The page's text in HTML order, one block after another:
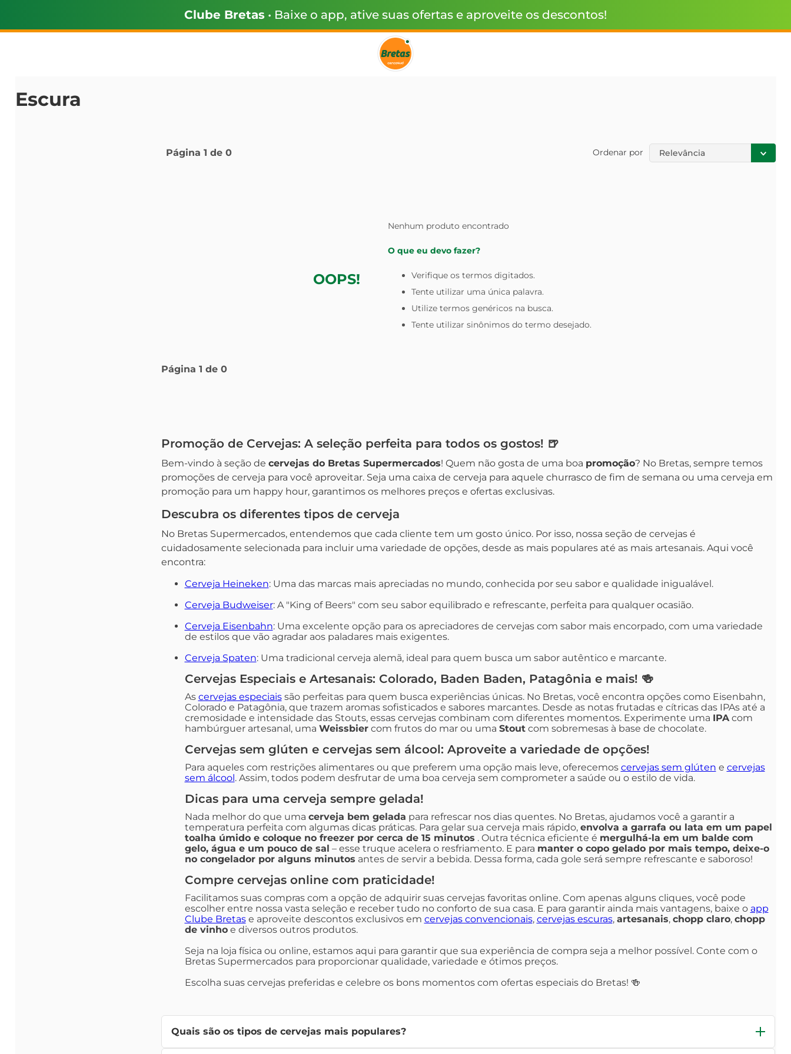
Clube Bretas • Baixe o app, ative suas ofertas e aproveite os descontos!
Escura
Página 1 de 0 Ordenar por Relevância
OOPS!
Nenhum produto encontrado
O que eu devo fazer?
Verifique os termos digitados.
Tente utilizar uma única palavra.
Utilize termos genéricos na busca.
Tente utilizar sinônimos do termo desejado.
Página 1 de 0
Promoção de Cervejas: A seleção perfeita para todos os gostos! 🍺
Bem-vindo à seção de cervejas do Bretas Supermercados! Quem não gosta de uma boa promoção? No Bretas, sempre temos
promoções de cerveja para você aproveitar. Seja uma caixa de cerveja para aquele churrasco de fim de semana ou uma cerveja em
promoção para um happy hour, garantimos os melhores preços e ofertas exclusivas.
Descubra os diferentes tipos de cerveja
No Bretas Supermercados, entendemos que cada cliente tem um gosto único. Por isso, nossa seção de cervejas é
cuidadosamente selecionada para incluir uma variedade de opções, desde as mais populares até as mais artesanais. Aqui você
encontra:
Cerveja Heineken: Uma das marcas mais apreciadas no mundo, conhecida por seu sabor e qualidade inigualável.
Cerveja Budweiser: A "King of Beers" com seu sabor equilibrado e refrescante, perfeita para qualquer ocasião.
Cerveja Eisenbahn: Uma excelente opção para os apreciadores de cervejas com sabor mais encorpado, com uma variedade
de estilos que vão agradar aos paladares mais exigentes.
Cerveja Spaten: Uma tradicional cerveja alemã, ideal para quem busca um sabor autêntico e marcante.
Cervejas Especiais e Artesanais: Colorado, Baden Baden, Patagônia e mais! 🍻
As cervejas especiaissão perfeitas para quem busca experiências únicas. No Bretas, você encontra opções como Eisenbahn,
Colorado e Patagônia, que trazem aromas sofisticados e sabores marcantes. Desde as notas frutadas e cítricas das IPAs até a
cremosidade e intensidade das Stouts, essas cervejas combinam com diferentes momentos. Experimente uma IPAcom
hambúrguer artesanal, uma Weissbiercom frutos do mar ou uma Stoutcom sobremesas à base de chocolate.
Cervejas sem glúten e cervejas sem álcool: Aproveite a variedade de opções!
Para aqueles com restrições alimentares ou que preferem uma opção mais leve, oferecemos cervejas sem glúten e cervejas
sem álcool. Assim, todos podem desfrutar de uma boa cerveja sem comprometer a saúde ou o estilo de vida.
Dicas para uma cerveja sempre gelada!
Nada melhor do que uma cerveja bem gelada para refrescar nos dias quentes. No Bretas, ajudamos você a garantir a
temperatura perfeita com algumas dicas práticas. Para gelar sua cerveja mais rápido, envolva a garrafa ou lata em um papel
toalha úmido e coloque no freezer por cerca de 15 minutos . Outra técnica eficiente é mergulhá-la em um balde com
gelo, água e um pouco de sal – esse truque acelera o resfriamento. E para manter o copo gelado por mais tempo, deixe-o
no congelador por alguns minutos antes de servir a bebida. Dessa forma, cada gole será sempre refrescante e saboroso!
Compre cervejas online com praticidade!
Facilitamos suas compras com a opção de adquirir suas cervejas favoritas online. Com apenas alguns cliques, você pode
escolher entre nossa vasta seleção e receber tudo no conforto de sua casa. E para garantir ainda mais vantagens, baixe o app
Clube Bretase aproveite descontos exclusivos em cervejas convencionais, cervejas escuras, artesanais, chopp claro, chopp
de vinhoe diversos outros produtos.
Seja na loja física ou online, estamos aqui para garantir que sua experiência de compra seja a melhor possível. Conte com o
Bretas Supermercados para proporcionar qualidade, variedade e ótimos preços.
Escolha suas cervejas preferidas e celebre os bons momentos com ofertas especiais do Bretas! 🍻
Quais são os tipos de cervejas mais populares?